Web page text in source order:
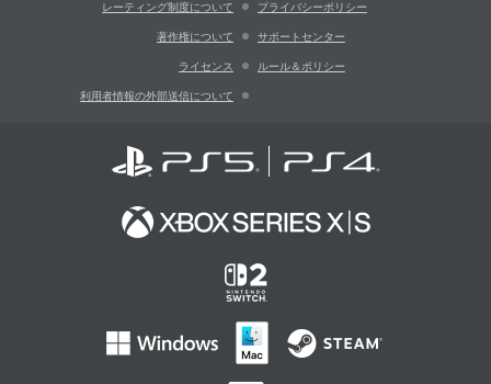
レーティング制度について プライバシーポリシー
著作権について サポートセンター
ライセンス ルール＆ポリシー
利用者情報の外部送信について